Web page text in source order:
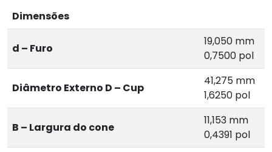
Dimensões
d – Furo
19,050 mm
0,7500 pol
Diâmetro Externo D – Cup
41,275 mm
1,6250 pol
B – Largura do cone
11,153 mm
0,4391 pol